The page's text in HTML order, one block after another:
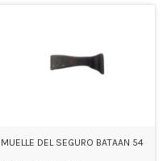
MUELLE DEL SEGURO BATAAN 54